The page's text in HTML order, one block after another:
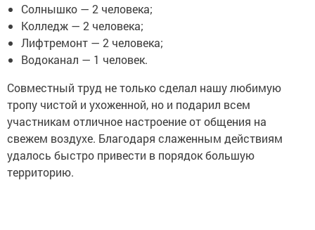
Солнышко — 2 человека;
Колледж — 2 человека;
Лифтремонт — 2 человека;
Водоканал — 1 человек.
Совместный труд не только сделал нашу любимую
тропу чистой и ухоженной, но и подарил всем
участникам отличное настроение от общения на
свежем воздухе. Благодаря слаженным действиям
удалось быстро привести в порядок большую
территорию.